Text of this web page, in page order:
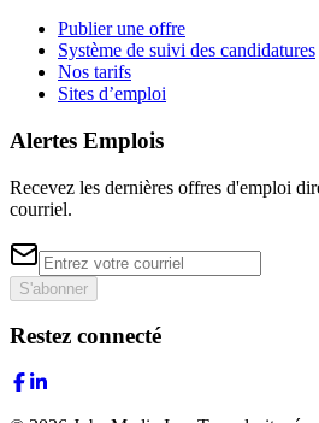
Publier une offre
Système de suivi des candidatures
Nos tarifs
Sites d’emploi
Alertes Emplois
Recevez les dernières offres d'emploi
courriel.
S'abonner
Restez connecté